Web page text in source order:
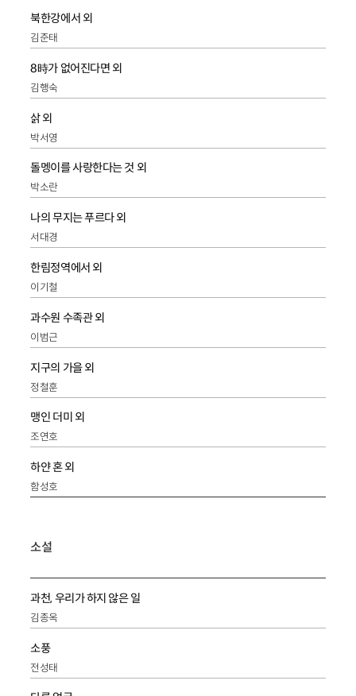
북한강에서 외
김준태
8時가 없어진다면 외
김행숙
삵 외
박서영
돌멩이를 사랑한다는 것 외
박소란
나의 무지는 푸르다 외
서대경
한림정역에서 외
이기철
과수원 수족관 외
이범근
지구의 가을 외
정철훈
맹인 더미 외
조연호
하얀 혼 외
함성호
소설
과천, 우리가 하지 않은 일
김종옥
소풍
전성태